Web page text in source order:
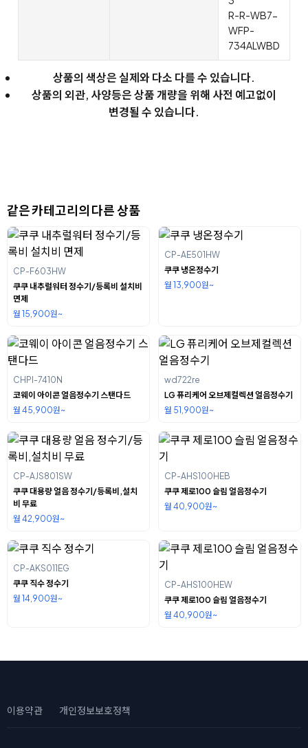
R-R-WB7-
WFP-
734ALWBD
상품의 색상은 실제와 다소 다를 수 있습니다.
상품의 외관, 사양등은 상품 개량을 위해 사전 예고없이
변경될 수 있습니다.
같은 카테고리의 다른 상품
CP-F603HW
쿠쿠 내추럴워터 정수기/등록비 설치비
면제
월 15,900원~
CP-AE501HW
쿠쿠 냉온정수기
월 13,900원~
CHPI-7410N
코웨이 아이콘 얼음정수기 스탠다드
월 45,900원~
wd722re
LG 퓨리케어 오브제컬렉션 얼음정수기
월 51,900원~
CP-AJS801SW
쿠쿠 대용량 얼음 정수기/등록비,설치
비 무료
월 42,900원~
CP-AHS100HEB
쿠쿠 제로100 슬림 얼음정수기
월 40,900원~
CP-AKS011EG
쿠쿠 직수 정수기
월 14,900원~
CP-AHS100HEW
쿠쿠 제로100 슬림 얼음정수기
월 40,900원~
이용약관 개인정보보호정책